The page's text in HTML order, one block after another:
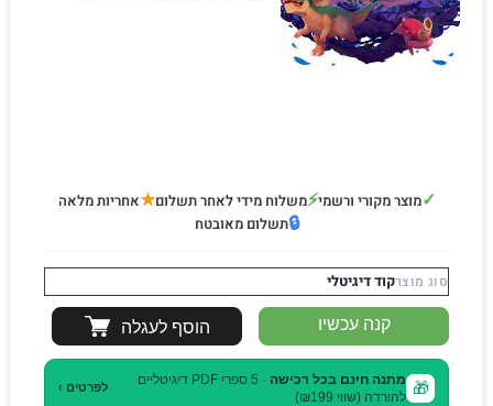
✓מוצר מקורי ורשמי⚡משלוח מידי לאחר תשלום★אחריות מלאה
🔒תשלום מאובטח
סוג מוצרקוד דיגיטלי
קנה עכשיו הוסף לעגלה
🎁 מתנה חינם בכל רכישה
· 5 ספרי PDF דיגיטליים
להורדה (שווי ₪199)
לפרטים ›